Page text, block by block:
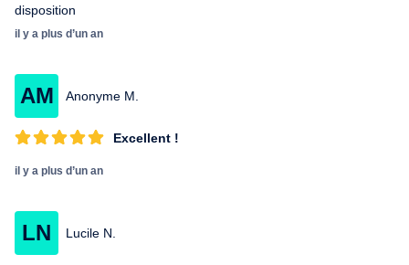
disposition
il y a plus d’un an
AM Anonyme M.
Excellent !
il y a plus d’un an
LN Lucile N.